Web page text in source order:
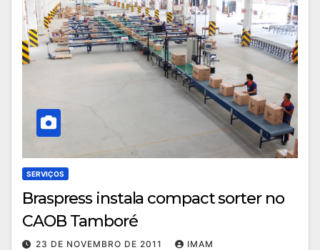
SERVIÇOS
Braspress instala compact sorter no
CAOB Tamboré
23 DE NOVEMBRO DE 2011
IMAM